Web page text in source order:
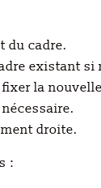
du cadre.
existant si
la
droite.
: